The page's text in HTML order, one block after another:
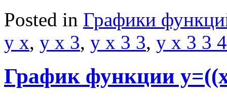
Posted in Графики
y x, y x 3, y x 3 3, y x 3 3 4
График функции